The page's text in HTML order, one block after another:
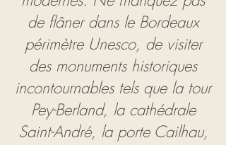
de flâner dans le Bordeaux
périmètre Unesco, de visiter
des monuments historiques
incontournables tels que la tour
Pey-Berland, la cathédrale
Saint-André, la porte Cailhau,